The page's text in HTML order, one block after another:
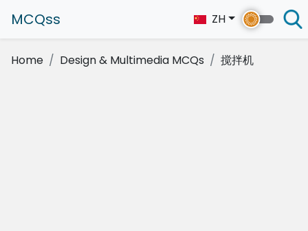
MCQss ZH
Home Design & Multimedia MCQs 搅拌机